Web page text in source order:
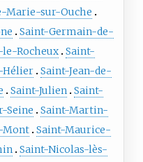
Marie-sur-Ouche
Saint-Germain-de-
Rocheux Saint-
Hélier Saint-Jean-de-
Saint-Julien Saint-
Seine
Saint-Martin-
Mont Saint-Maurice-
Saint-Nicolas-lès-